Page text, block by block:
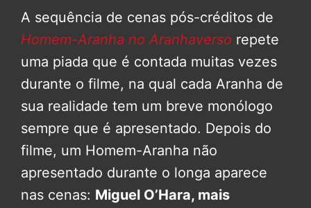
A sequência de cenas pós-créditos de
Homem-Aranha no Aranhaverso repete
uma piada que é contada muitas vezes
durante o filme, na qual cada Aranha de
sua realidade tem um breve monólogo
sempre que é apresentado. Depois do
filme, um Homem-Aranha não
apresentado durante o longa aparece
nas cenas: Miguel O’Hara, mais